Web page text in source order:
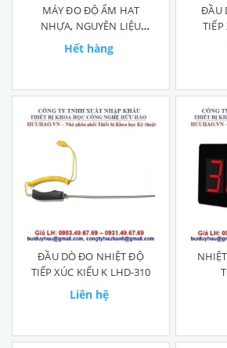
MÁY ĐO ĐỘ ẨM HẠT
NHỰA, NGUYÊN LIỆU
HÓA CHẤT JK-100C
Hết hàng
ĐẦU
TIẾP
ĐẦU DÒ ĐO NHIỆT ĐỘ
TIẾP XÚC KIỂU K LHD-310
Liên hệ